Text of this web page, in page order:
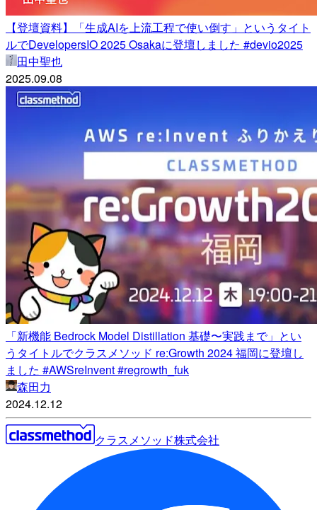
【登壇資料】「生成AIを上流工程で使い倒す」というタイト
ルでDevelopersIO 2025 Osakaに登壇しました #devio2025
田中聖也
2025.09.08
「新機能 Bedrock Model Distillation 基礎〜実践まで」とい
うタイトルでクラスメソッド re:Growth 2024 福岡に登壇し
ました #AWSreInvent #regrowth_fuk
森田力
2024.12.12
クラスメソッド株式会社